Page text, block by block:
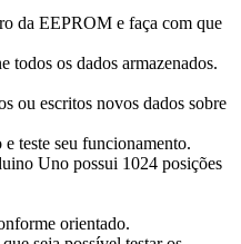
da EEPROM e faça com que
todos os dados armazenados.
ou escritos novos dados sobre
teste seu funcionamento.
Uno possui 1024 posições
orientado.